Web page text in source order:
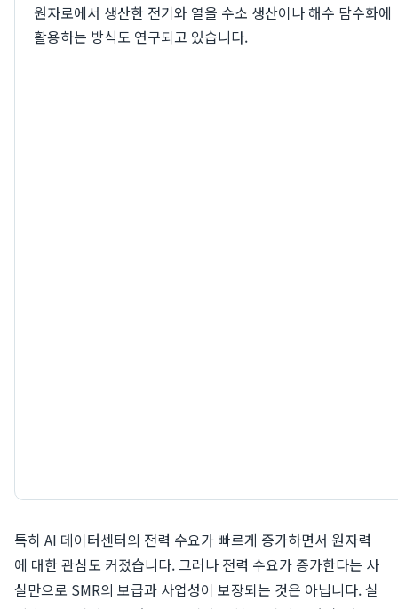
원자로에서 생산한 전기와 열을 수소 생산이나 해수 담수화에
활용하는 방식도 연구되고 있습니다.
특히 AI 데이터센터의 전력 수요가 빠르게 증가하면서 원자력
에 대한 관심도 커졌습니다. 그러나 전력 수요가 증가한다는 사
실만으로 SMR의 보급과 사업성이 보장되는 것은 아닙니다. 실